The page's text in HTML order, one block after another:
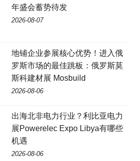
年盛会蓄势待发
2026-08-07
地铺企业参展核心优势！进入俄
罗斯市场的最佳跳板：俄罗斯莫
斯科建材展 Mosbuild
2026-08-06
出海北非电力行业？利比亚电力
展Powerelec Expo Libya有哪些
机遇
2026-08-06